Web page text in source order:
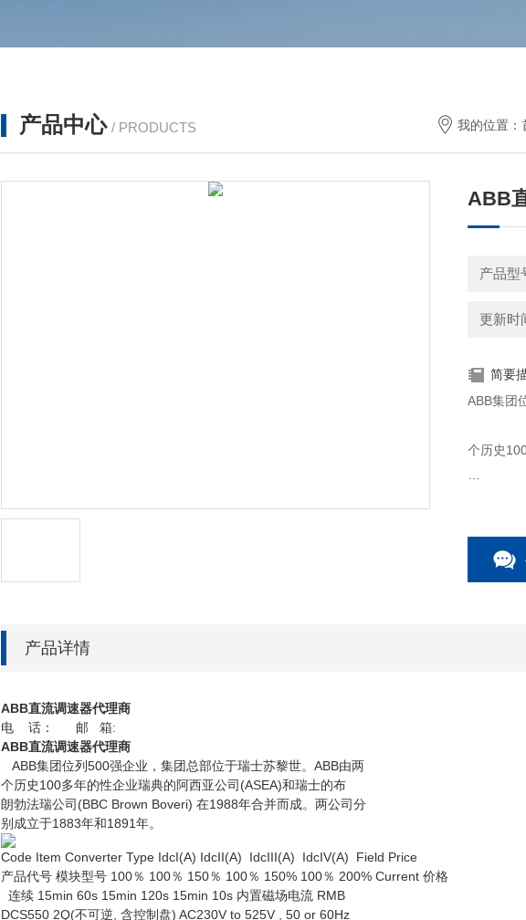
产品中心 / PRODUCTS 我的位置：
ABB
产品型
更新时
简要
ABB集团
个历史
别成立
产品详情
ABB直流调速器代理商
电 话： 邮 箱:
ABB直流调速器代理商
ABB集团位列500强企业，集团总部位于瑞士苏黎世。ABB由两
个历史100多年的性企业瑞典的阿西亚公司(ASEA)和瑞士的布
朗勃法瑞公司(BBC Brown Boveri) 在1988年合并而成。两公司分
别成立于1883年和1891年。
Code Item Converter Type IdcI(A) IdcII(A) IdcIII(A) IdcIV(A) Field Price
产品代号 模块型号 100％ 100％ 150％ 100％ 150% 100％ 200% Current 价格
连续 15min 60s 15min 120s 15min 10s 内置磁场电流 RMB
DCS550 2Q(不可逆, 含控制盘) AC230V to 525V , 50 or 60Hz